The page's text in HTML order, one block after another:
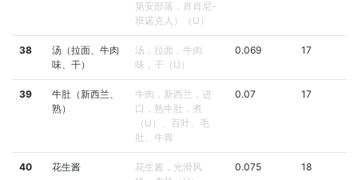
第安部落，肖肖尼-
班诺克人）（U）
38
汤（拉面、牛肉
味、干）
汤，拉面，牛肉
味，干（U）
0.069 17
39
牛肚（新西兰、
熟）
牛肉，新西兰，进
口，熟牛肚，煮
（U）、百叶、毛
肚、牛胃
0.07 17
40 花生酱
花生酱，光滑风
0.075 18